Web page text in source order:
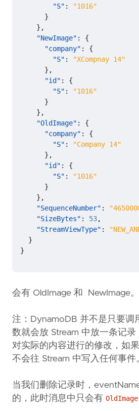
"S" :
"1016"
}
},
"NewImage" :
{
"company" :
{
"S" :
"XCompnay 14"
},
"id" :
{
"S" :
"1016"
}
},
"OldImage" :
{
"company" :
{
"S" :
"Company 14"
},
"id" :
{
"S" :
"1016"
}
},
"SequenceNumber" :
"SizeBytes" : 53,
"StreamViewType" :
}
}
会有 OldImage 和 NewImage。
注：DynamoDB 并不是只要调
数就会放 Stream 中放一条记
对实际的内容进行的修改，如
不会往 Stream 中写入任何事件
当我们删除记录时，
的，此时消息中只会有 OldImage